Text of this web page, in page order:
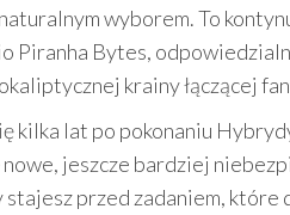
wyborem. To
Piranha Bytes,
krainy łączącej
kilka lat po pokonaniu
jeszcze bardziej
stajesz przed zadaniem,